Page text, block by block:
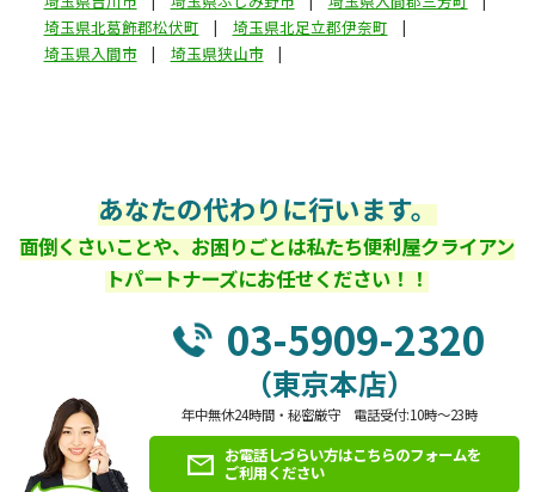
埼玉県北葛飾郡松伏町
埼玉県北足立郡伊奈町
埼玉県入間市
埼玉県狭山市
あなたの代わりに行います。
面倒くさいことや、お困りごとは私たち便利屋クライアン
トパートナーズにお任せください！！
03-5909-2320
（東京本店）
年中無休24時間・秘密厳守 電話受付:10時～23時
お電話しづらい方はこちらのフォームを
ご利用ください